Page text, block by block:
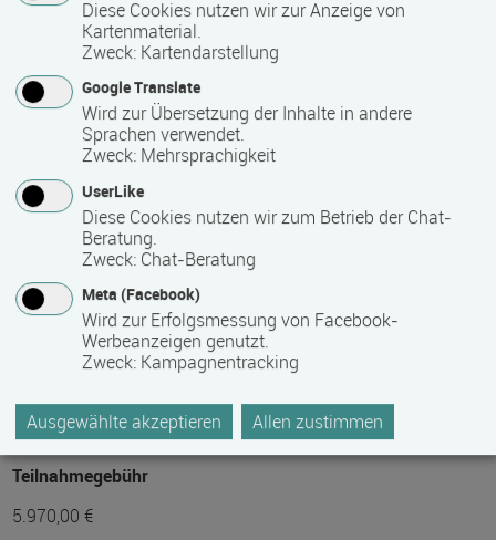
Voraussichtliche Dauer
18 Monat(e)
Termine auf Anfrage
Mindest­teilnehmer­anzahl
10
Maximale Teilnehmerzahl
15
Teilnahmegebühr
5.970,00 €
Diese Cookies nutzen wir zur Anzeige von
Kartenmaterial.
Zweck: Kartendarstellung
Google Translate
Wird zur Übersetzung der Inhalte in andere
Sprachen verwendet.
Zweck: Mehrsprachigkeit
UserLike
Diese Cookies nutzen wir zum Betrieb der Chat-
Beratung.
Zweck: Chat-Beratung
Meta (Facebook)
Wird zur Erfolgsmessung von Facebook-
Werbeanzeigen genutzt.
Zweck: Kampagnentracking
Ausgewählte akzeptieren Allen zustimmen